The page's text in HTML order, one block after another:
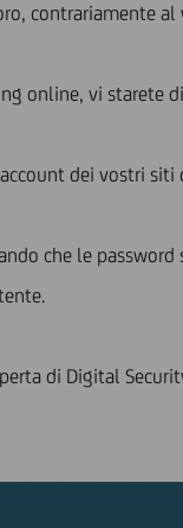
contrariamente
online, vi starete
dei vostri siti
che le
di Digital